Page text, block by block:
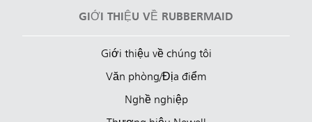
GIỚI THIỆU VỀ RUBBERMAID
Giới thiệu về chúng tôi
Văn phòng/Địa điểm
Nghề nghiệp